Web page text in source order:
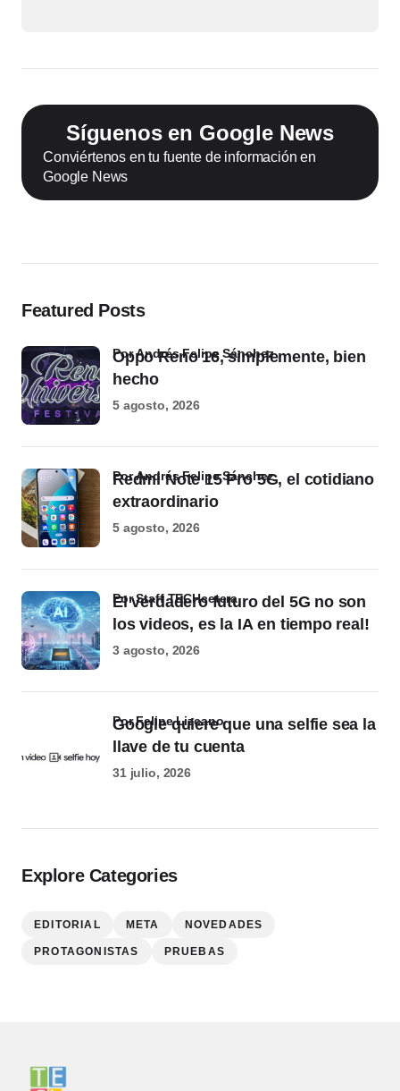
Síguenos en Google News
Conviértenos en tu fuente de información en
Google News
Featured Posts
Oppo Reno 16, simplemente, bien
hecho
por Andrés Felipe Sánchez
5 agosto, 2026
Redmi Note 15 Pro 5G, el cotidiano
extraordinario
por Andrés Felipe Sánchez
5 agosto, 2026
El verdadero futuro del 5G no son
los videos, es la IA en tiempo real!
por Staff TECHcetera
3 agosto, 2026
Google quiere que una selfie sea la
llave de tu cuenta
por Felipe Lizcano
31 julio, 2026
Explore Categories
EDITORIAL META NOVEDADES
PROTAGONISTAS PRUEBAS